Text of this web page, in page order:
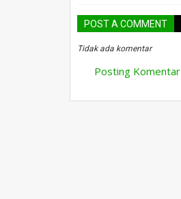
POST A COMMENT
Tidak ada komentar
Posting Komentar